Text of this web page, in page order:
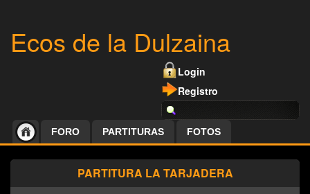
Ecos de la Dulzaina
Login
Registro
FORO PARTITURAS FOTOS
PARTITURA LA TARJADERA